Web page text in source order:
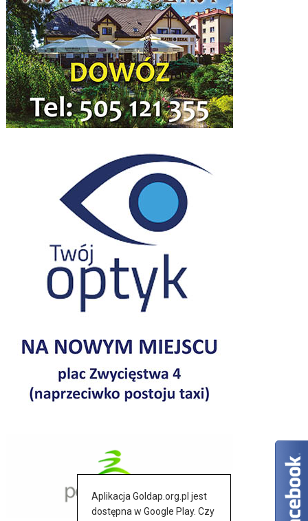
Aplikacja Goldap.org.pl jest
dostępna w Google Play. Czy